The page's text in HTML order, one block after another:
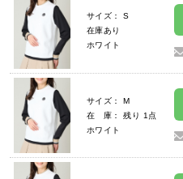
サイズ： S
在庫あり
ホワイト
サイズ： M
在 庫： 残り 1点
ホワイト